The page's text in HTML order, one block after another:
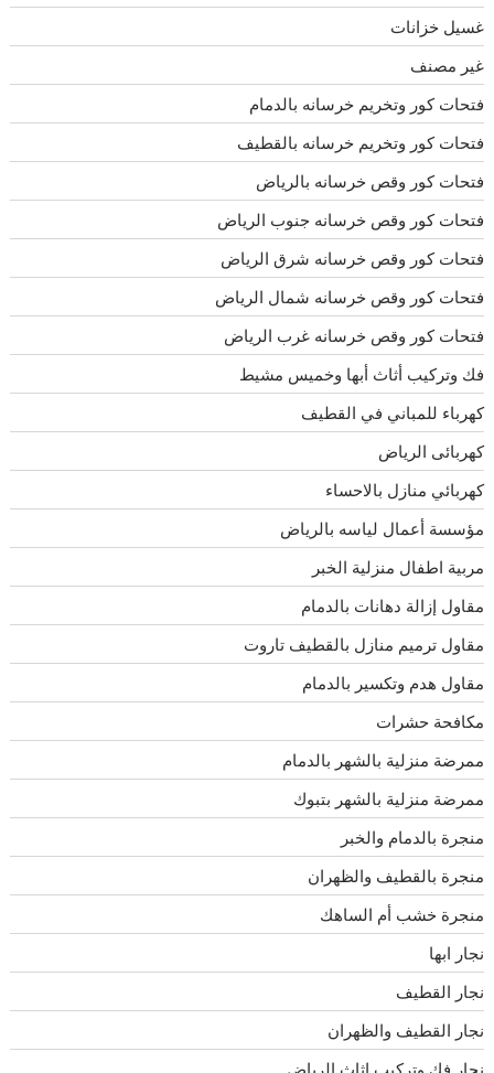
غسيل خزانات
غير مصنف
فتحات كور وتخريم خرسانه بالدمام
فتحات كور وتخريم خرسانه بالقطيف
فتحات كور وقص خرسانه بالرياض
فتحات كور وقص خرسانه جنوب الرياض
فتحات كور وقص خرسانه شرق الرياض
فتحات كور وقص خرسانه شمال الرياض
فتحات كور وقص خرسانه غرب الرياض
فك وتركيب أثاث أبها وخميس مشيط
كهرباء للمباني في القطيف
كهربائى الرياض
كهربائي منازل بالاحساء
مؤسسة أعمال لياسه بالرياض
مربية اطفال منزلية الخبر
مقاول إزالة دهانات بالدمام
مقاول ترميم منازل بالقطيف تاروت
مقاول هدم وتكسير بالدمام
مكافحة حشرات
ممرضة منزلية بالشهر بالدمام
ممرضة منزلية بالشهر بتبوك
منجرة بالدمام والخبر
منجرة بالقطيف والظهران
منجرة خشب أم الساهك
نجار ابها
نجار القطيف
نجار القطيف والظهران
نجار فك وتركيب اثاث الرياض